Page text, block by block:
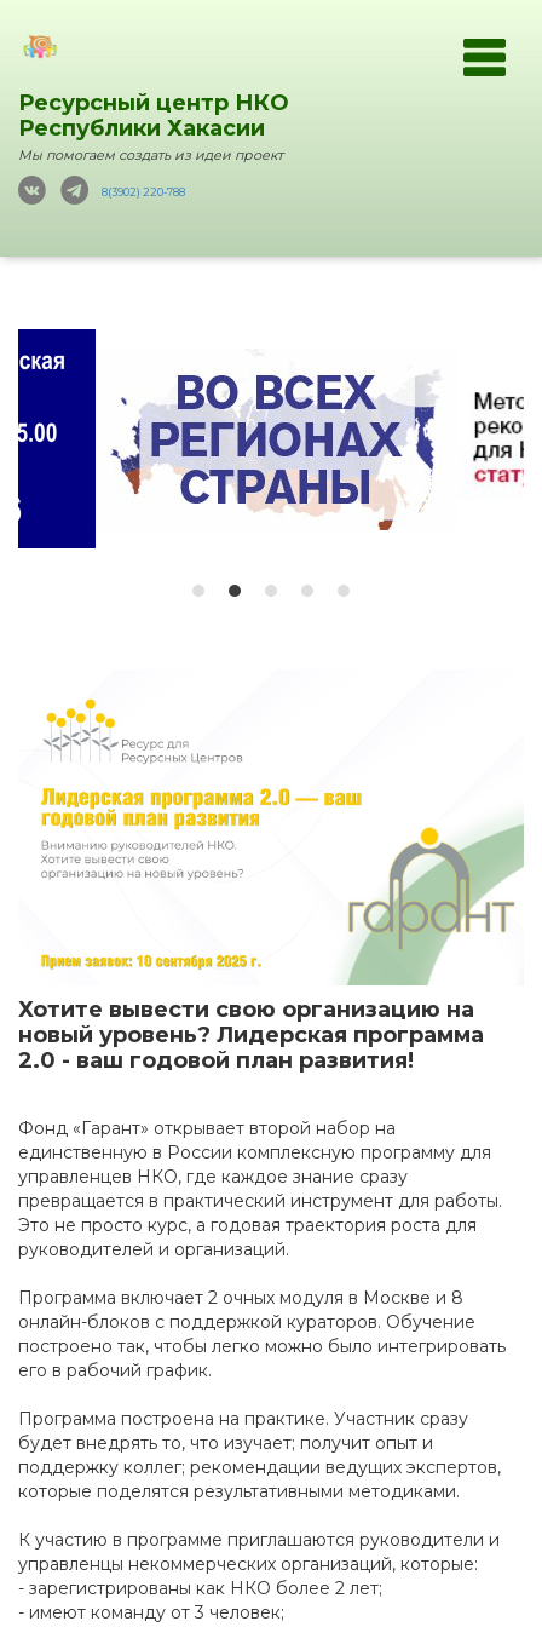
Ресурсный центр НКО
Республики Хакасии
Мы помогаем создать из идеи проект
8(3902) 220-788
Хотите вывести свою организацию на
новый уровень? Лидерская программа
2.0 - ваш годовой план развития!
Фонд «Гарант» открывает второй набор на
единственную в России комплексную программу для
управленцев НКО, где каждое знание сразу
превращается в практический инструмент для работы.
Это не просто курс, а годовая траектория роста для
руководителей и организаций.
Программа включает 2 очных модуля в Москве и 8
онлайн-блоков с поддержкой кураторов. Обучение
построено так, чтобы легко можно было интегрировать
его в рабочий график.
Программа построена на практике. Участник сразу
будет внедрять то, что изучает; получит опыт и
поддержку коллег; рекомендации ведущих экспертов,
которые поделятся результативными методиками.
К участию в программе приглашаются руководители и
управленцы некоммерческих организаций, которые:
- зарегистрированы как НКО более 2 лет;
- имеют команду от 3 человек;